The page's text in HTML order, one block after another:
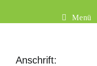
Menü
Anschrift: